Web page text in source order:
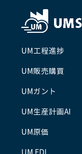
UM工程進捗
UM販売購買
UMガント
UM生産計画AI
UM原価
UM EDI